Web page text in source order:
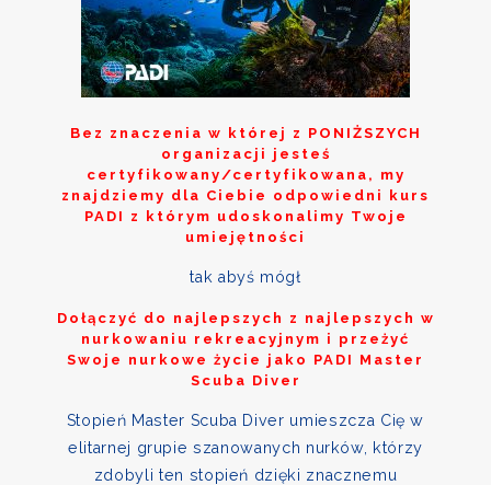
Bez znaczenia w której z PONIŻSZYCH
organizacji jesteś
certyfikowany/certyfikowana, my
znajdziemy dla Ciebie odpowiedni kurs
PADI z którym udoskonalimy Twoje
umiejętności
tak abyś mógł
Dołączyć do najlepszych z najlepszych w
nurkowaniu rekreacyjnym i przeżyć
Swoje nurkowe życie jako PADI Master
Scuba Diver
Stopień Master Scuba Diver umieszcza Cię w
elitarnej grupie szanowanych nurków, którzy
zdobyli ten stopień dzięki znacznemu